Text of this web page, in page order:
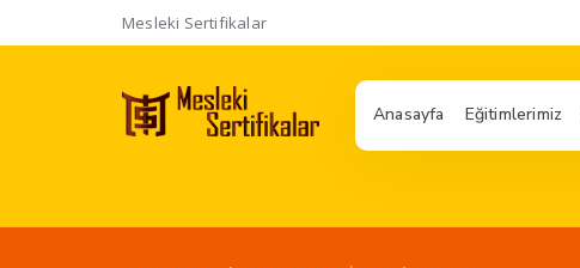
Mesleki Sertifikalar
Anasayfa Eğitimlerimiz